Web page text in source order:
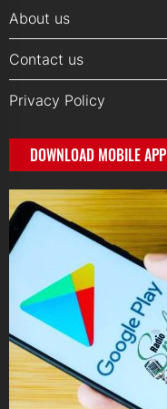
About us
Contact us
Privacy Policy
DOWNLOAD MOBILE APP